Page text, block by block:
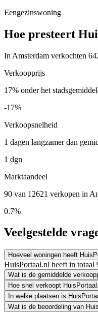
Eengezinswoning
Hoe presteert
In Amsterdam verkochten
Verkoopprijs
17% onder het
-17%
Verkoopsnelheid
1 dagen langzamer dan
1 dgn
Marktaandeel
90 van 12621 verkopen in
0.7%
Veelgestelde
Hoeveel woningen heeft
HuisPortaal.nl heeft in
Wat is de gemiddelde
Hoe snel verkoopt
In welke plaatsen is
Wat is de beoordeling van